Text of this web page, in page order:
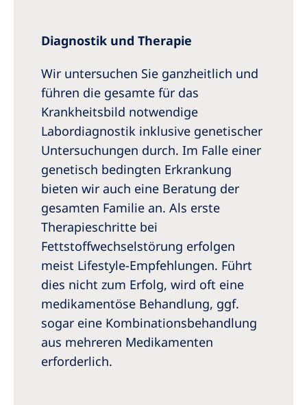
Diagnostik und Therapie
Wir untersuchen Sie ganzheitlich und
führen die gesamte für das
Krankheitsbild notwendige
Labordiagnostik inklusive genetischer
Untersuchungen durch. Im Falle einer
genetisch bedingten Erkrankung
bieten wir auch eine Beratung der
gesamten Familie an. Als erste
Therapieschritte bei
Fettstoffwechselstörung erfolgen
meist Lifestyle-Empfehlungen. Führt
dies nicht zum Erfolg, wird oft eine
medikamentöse Behandlung, ggf.
sogar eine Kombinationsbehandlung
aus mehreren Medikamenten
erforderlich.